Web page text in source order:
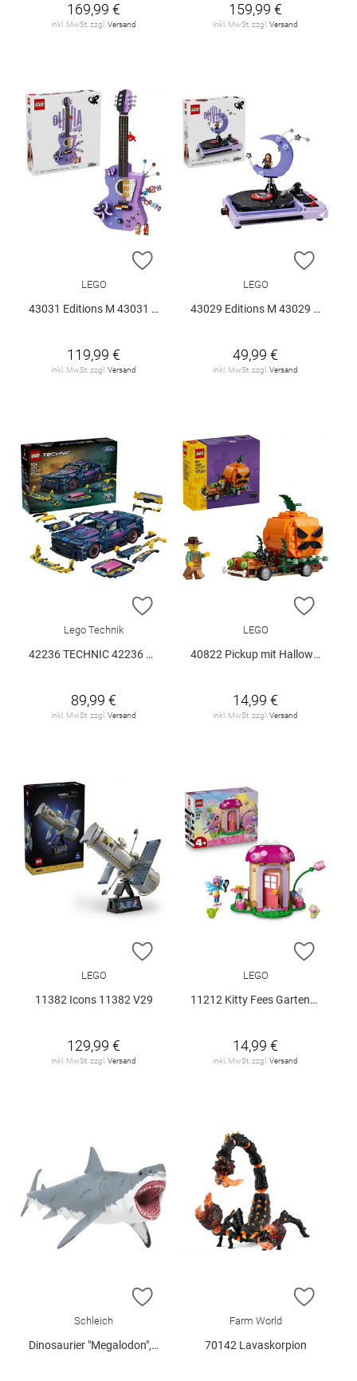
169,99 €
inkl. MwSt. zzgl.Versand
159,99 €
inkl. MwSt. zzgl.Versand
ZUR WUNSCHLISTE HINZUFÜGEN
LEGO
43031 Editions M 43031 V29
119,99 €
inkl. MwSt. zzgl. Versand
ZUR
LEGO
43029 Editions M 43029 V29
49,99 €
inkl. MwSt. zzgl. Versand
ZUR WUNSCHLISTE HINZUFÜGEN
Lego Technik
42236 TECHNIC 42236 V29
89,99 €
inkl. MwSt. zzgl. Versand
ZUR
LEGO
40822 Pickup mit Halloweenkürbis V29
14,99 €
inkl. MwSt. zzgl. Versand
ZUR WUNSCHLISTE HINZUFÜGEN
LEGO
11382 Icons 11382 V29
129,99 €
inkl. MwSt. zzgl. Versand
ZUR
LEGO
11212 Kitty Fees Gartenhaus V29
14,99 €
inkl. MwSt. zzgl. Versand
ZUR WUNSCHLISTE HINZUFÜGEN
Schleich
Dinosaurier "Megalodon", Schleich
ZUR
Farm World
70142 Lavaskorpion